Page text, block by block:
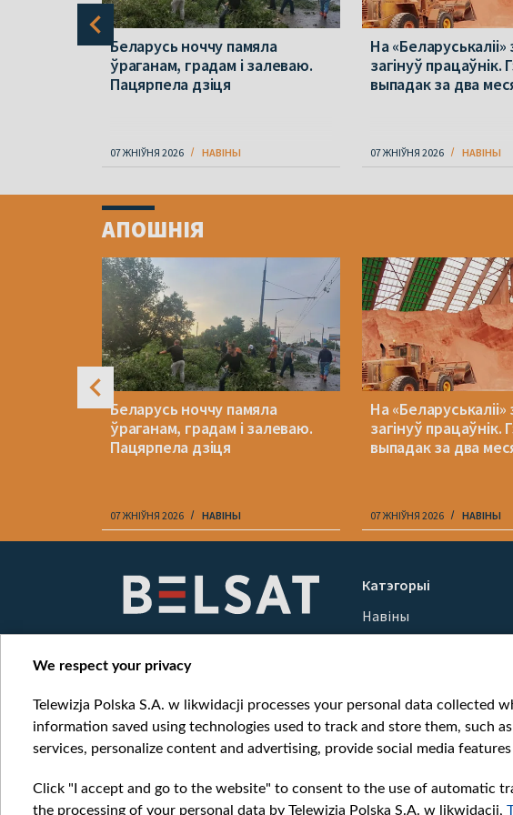
Беларусь ноччу памяла
ўраганам, градам і залеваю.
Пацярпела дзіця
07 ЖНІЎНЯ 2026 НАВІНЫ
На «Беларуськаліі»
загінуў працаўнік.
выпадак за два
07 ЖНІЎНЯ 2026 НАВІНЫ
ofАПОШНІЯ
Беларусь ноччу памяла
ўраганам, градам і залеваю.
Пацярпела дзіця
07 ЖНІЎНЯ 2026 НАВІНЫ
На «Беларуськаліі»
загінуў працаўнік.
выпадак за два
07 ЖНІЎНЯ 2026 НАВІНЫ
Катэгорыі
Навіны
Вайна
We respect your privacy
Telewizja Polska S.A. w likwidacji processes your personal data
information saved using technologies used to track and store them, such
services, personalize content and advertising, provide social media
Click "I accept and go to the website" to consent to the use of automatic
the processing of your personal data by Telewizja Polska S.A. w likwidacji,